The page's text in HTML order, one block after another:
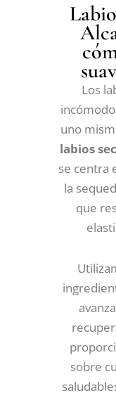
Los
uno
labios
se centra
la
que
sobre